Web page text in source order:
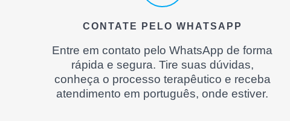
CONTATE PELO WHATSAPP
Entre em contato pelo WhatsApp de forma
rápida e segura. Tire suas dúvidas,
conheça o processo terapêutico e receba
atendimento em português, onde estiver.